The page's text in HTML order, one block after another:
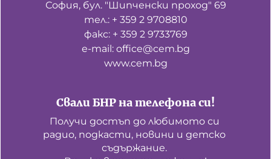
Свали БНР на телефона си!
Получи достъп до любимото си
радио, подкасти, новини и детско
съдържание.
София, бул. "Шипченски проход" 69
тел.: + 359 2 9708810
факс: + 359 2 9733769
е-mail: office@cem.bg
www.cem.bg